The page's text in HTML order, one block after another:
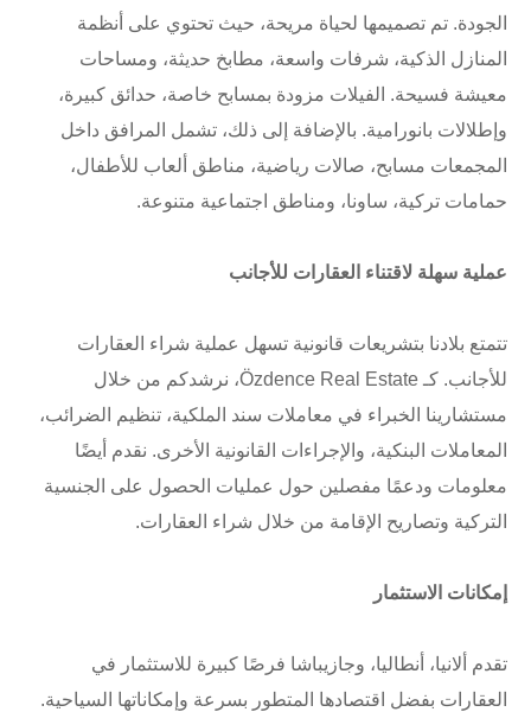
الجودة. تم تصميمها لحياة مريحة، حيث تحتوي على أنظمة
المنازل الذكية، شرفات واسعة، مطابخ حديثة، ومساحات
معيشة فسيحة. الفيلات مزودة بمسابح خاصة، حدائق كبيرة،
وإطلالات بانورامية. بالإضافة إلى ذلك، تشمل المرافق داخل
المجمعات مسابح، صالات رياضية، مناطق ألعاب للأطفال،
حمامات تركية، ساونا، ومناطق اجتماعية متنوعة.
عملية سهلة لاقتناء العقارات للأجانب
تتمتع بلادنا بتشريعات قانونية تسهل عملية شراء العقارات
للأجانب. كـ Özdence Real Estate، نرشدكم من خلال
مستشارينا الخبراء في معاملات سند الملكية، تنظيم الضرائب،
المعاملات البنكية، والإجراءات القانونية الأخرى. نقدم أيضًا
معلومات ودعمًا مفصلين حول عمليات الحصول على الجنسية
التركية وتصاريح الإقامة من خلال شراء العقارات.
إمكانات الاستثمار
تقدم ألانيا، أنطاليا، وجازيباشا فرصًا كبيرة للاستثمار في
العقارات بفضل اقتصادها المتطور بسرعة وإمكاناتها السياحية.